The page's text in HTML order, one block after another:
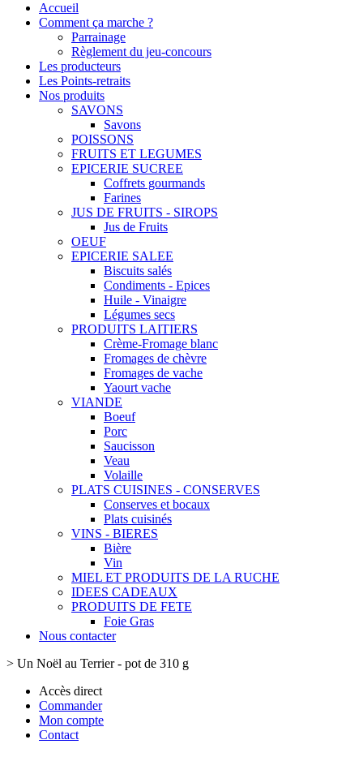
Accueil
Comment ça marche ?
Parrainage
Règlement du jeu-concours
Les producteurs
Les Points-retraits
Nos produits
SAVONS
Savons
POISSONS
FRUITS ET LEGUMES
EPICERIE SUCREE
Coffrets gourmands
Farines
JUS DE FRUITS - SIROPS
Jus de Fruits
OEUF
EPICERIE SALEE
Biscuits salés
Condiments - Epices
Huile - Vinaigre
Légumes secs
PRODUITS LAITIERS
Crème-Fromage blanc
Fromages de chèvre
Fromages de vache
Yaourt vache
VIANDE
Boeuf
Porc
Saucisson
Veau
Volaille
PLATS CUISINES - CONSERVES
Conserves et bocaux
Plats cuisinés
VINS - BIERES
Bière
Vin
MIEL ET PRODUITS DE LA RUCHE
IDEES CADEAUX
PRODUITS DE FETE
Foie Gras
Nous contacter
> Un Noël au Terrier - pot de 310 g
Accès direct
Commander
Mon compte
Contact